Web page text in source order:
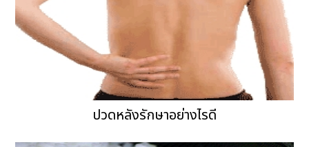
ปวดหลังรักษาอย่างไรดี